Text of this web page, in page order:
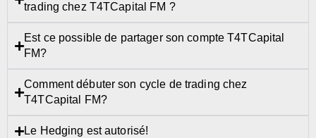
trading chez T4TCapital FM ?
Est ce possible de partager son compte T4TCapital
FM?
Comment débuter son cycle de trading chez
T4TCapital FM?
Le Hedging est autorisé!